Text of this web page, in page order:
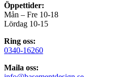
Öppettider:
Mån – Fre 10-18
Lördag 10-15
Ring oss:
0340-16260
Maila oss: